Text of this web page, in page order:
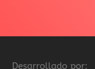
Desarrollado por: